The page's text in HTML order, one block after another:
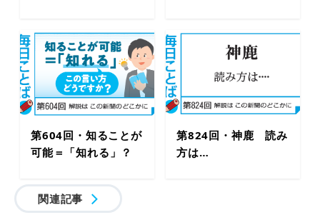
第604回・知ることが
可能＝「知れる」？
第824回・神鹿 読み
方は…
関連記事